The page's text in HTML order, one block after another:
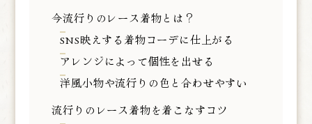
今流行りのレース着物とは？
SNS映えする着物コーデに仕上がる
アレンジによって個性を出せる
洋風小物や流行りの色と合わせやすい
流行りのレース着物を着こなすコツ